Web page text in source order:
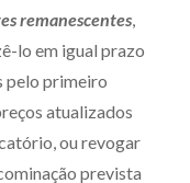
remanescentes,
lo em igual prazo
pelo primeiro
atualizados
ou revogar
prevista